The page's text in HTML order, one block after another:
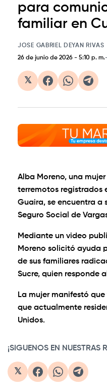
para
familiar en
JOSE GABRIEL DEYAN RIVAS
26 de junio de 2026 - 5:10 p. m.
𝕏
Alba Moreno, una
terremotos registrados
Guaira, se encuentra a
Seguro Social de
Mediante un video
Moreno solicitó ayuda
de sus familiares
Sucre, quien responde
La mujer manifestó
que actualmente
Unidos.
¡SIGUENOS EN NUESTRAS
𝕏